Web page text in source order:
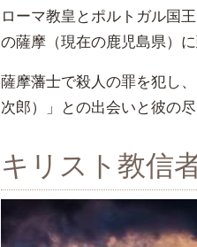
ローマ教皇とポルトガル国
の薩摩（現在の鹿児島県）
薩摩藩士で殺人の罪を犯し
次郎）」との出会いと彼の
キリスト教信